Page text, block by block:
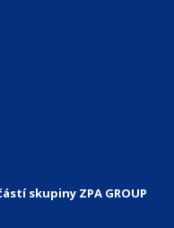
skupiny ZPA GROUP